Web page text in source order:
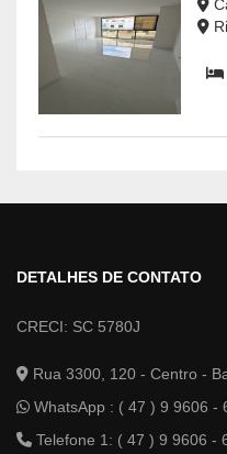
DETALHES DE CONTATO
CRECI: SC 5780J
Rua 3300, 120 - Centro -
WhatsApp : ( 47 ) 9 9606 -
Telefone 1: ( 47 ) 9 9606 -